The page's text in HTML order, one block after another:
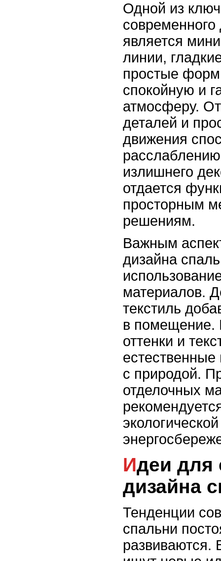
Одной из
является
линии,
простые
спокойную и
атмосферу.
деталей и
движения
излишнего
отдается
просторным
решениям.
Важным
дизайна
материалов.
текстиль
в помещение.
оттенки и
с природой.
отделочных
Идеи для современного
дизайна
Тенденции
спальни